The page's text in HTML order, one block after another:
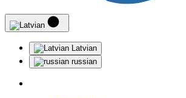
Latvian
russian